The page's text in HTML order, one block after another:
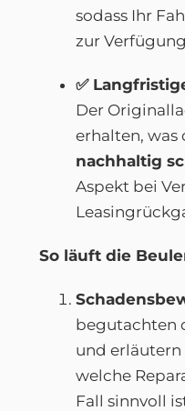
sodass Ihr
zur
✅
Der
erhalten, was
nachhaltig
Aspekt bei
So läuft die
begutachten
und erläutern
welche
Fall sinnvoll